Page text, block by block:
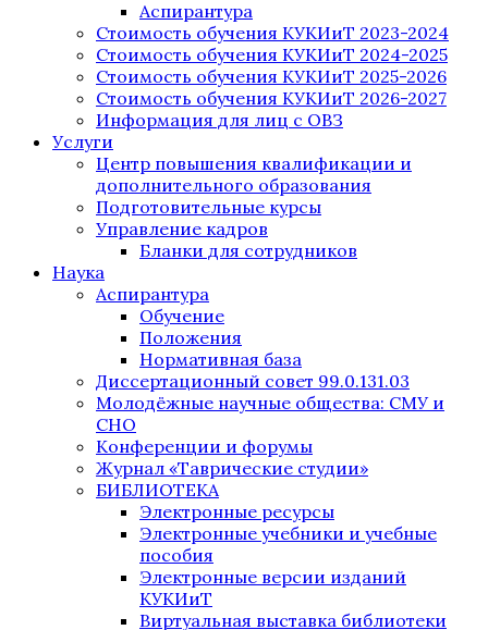
Аспирантура
Стоимость обучения КУКИиТ 2023-2024
Стоимость обучения КУКИиТ 2024-2025
Стоимость обучения КУКИиТ 2025-2026
Стоимость обучения КУКИиТ 2026-2027
Информация для лиц с ОВЗ
Услуги
Центр повышения квалификации и
дополнительного образования
Подготовительные курсы
Управление кадров
Бланки для сотрудников
Наука
Аспирантура
Обучение
Положения
Нормативная база
Диссертационный совет 99.0.131.03
Молодёжные научные общества: СМУ и
СНО
Конференции и форумы
Журнал «Таврические студии»
БИБЛИОТЕКА
Электронные ресурсы
Электронные учебники и учебные
пособия
Электронные версии изданий
КУКИиТ
Виртуальная выставка библиотеки